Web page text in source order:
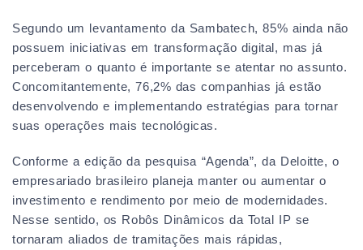
Segundo um levantamento da Sambatech, 85% ainda não
possuem iniciativas em transformação digital, mas já
perceberam o quanto é importante se atentar no assunto.
Concomitantemente, 76,2% das companhias já estão
desenvolvendo e implementando estratégias para tornar
suas operações mais tecnológicas.
Conforme a edição da pesquisa “Agenda”, da Deloitte, o
empresariado brasileiro planeja manter ou aumentar o
investimento e rendimento por meio de modernidades.
Nesse sentido, os Robôs Dinâmicos da Total IP se
tornaram aliados de tramitações mais rápidas,